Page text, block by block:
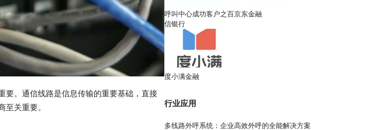
要。通信线路是信息传输的重要基础，直接
关重要。
呼叫中心成功客户之百
信银行
京东金融
度小满金融
行业应用
多线路外呼系统：企业高效外呼的全能解决方案​